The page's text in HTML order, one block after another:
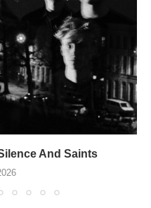
And Saints